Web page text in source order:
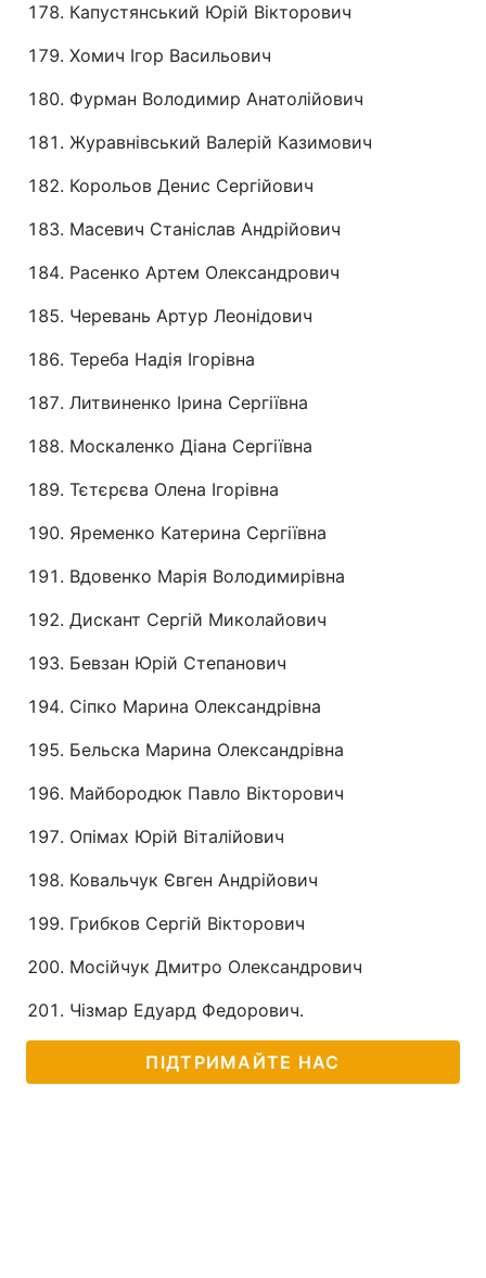
Капустянський Юрій Вікторович
Хомич Ігор Васильович
Фурман Володимир Анатолійович
Журавнівський Валерій Казимович
Корольов Денис Сергійович
Масевич Станіслав Андрійович
Расенко Артем Олександрович
Черевань Артур Леонідович
Тереба Надія Ігорівна
Литвиненко Ірина Сергіївна
Москаленко Діана Сергіївна
Тєтєрєва Олена Ігорівна
Яременко Катерина Сергіївна
Вдовенко Марія Володимирівна
Дискант Сергій Миколайович
Бевзан Юрій Степанович
Сіпко Марина Олександрівна
Бельска Марина Олександрівна
Майбородюк Павло Вікторович
Опімах Юрій Віталійович
Ковальчук Євген Андрійович
Грибков Сергій Вікторович
Мосійчук Дмитро Олександрович
Чізмар Едуард Федорович.
ПІДТРИМАЙТЕ НАС